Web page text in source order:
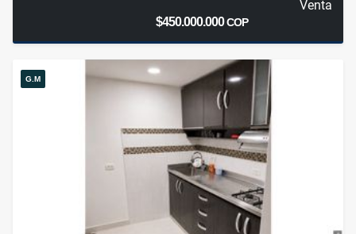
Venta
$450.000.000COP
G.M